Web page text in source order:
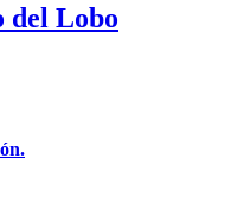
del Lobo